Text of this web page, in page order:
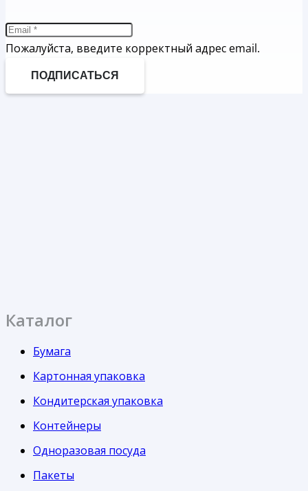
Пожалуйста, введите корректный адрес email.
ПОДПИСАТЬСЯ
Каталог
Бумага
Картонная упаковка
Кондитерская упаковка
Контейнеры
Одноразовая посуда
Пакеты